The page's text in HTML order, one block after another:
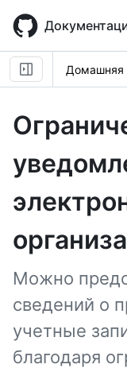
main
content
Домашняя
Можно
сведений о
учетные
благодаря